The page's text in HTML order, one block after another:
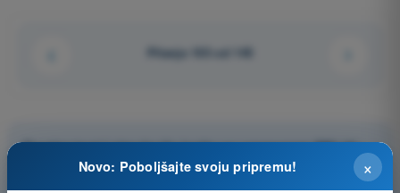
Pitanje 103 od 145
Trening test i simulacije ispita sa vremenom PPL(A) -
Dozvola Privatnog Pilota (Avioni)
×
Novo: Poboljšajte svoju pripremu!